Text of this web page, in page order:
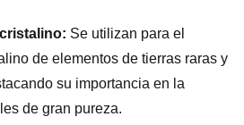
Se utilizan para el
de elementos de tierras raras y
su importancia en la
de gran pureza.